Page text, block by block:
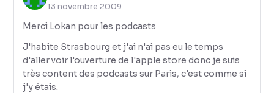
13 novembre 2009
Merci Lokan pour les podcasts
J'habite Strasbourg et j'ai n'ai pas eu le temps
d'aller voir l'ouverture de l'apple store donc je suis
très content des podcasts sur Paris, c'est comme si
j'y étais.